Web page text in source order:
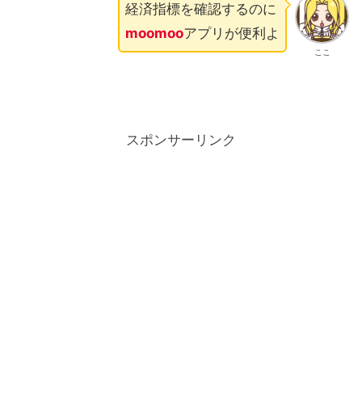
ここ
経済指標を確認するのに
moomooアプリが便利よ
スポンサーリンク